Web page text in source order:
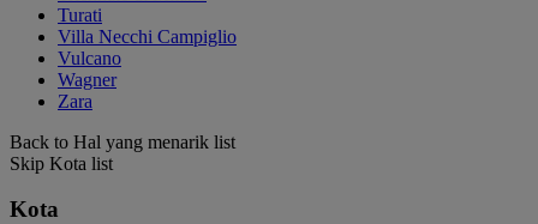
Turati
Villa Necchi Campiglio
Vulcano
Wagner
Zara
Back to Hal yang menarik list
Skip Kota list
Kota